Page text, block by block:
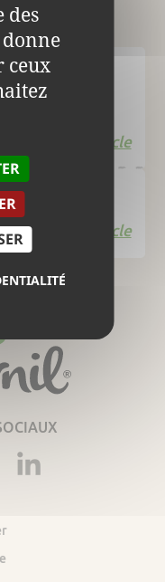
Lire l'article
Lire l'article
des
donne
ceux